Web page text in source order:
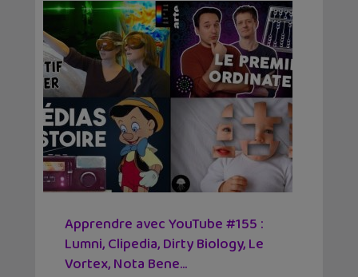
Apprendre avec YouTube #155 :
Lumni, Clipedia, Dirty Biology, Le
Vortex, Nota Bene…